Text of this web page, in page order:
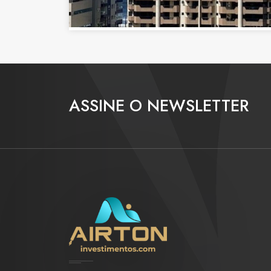
ASSINE O NEWSLETTER